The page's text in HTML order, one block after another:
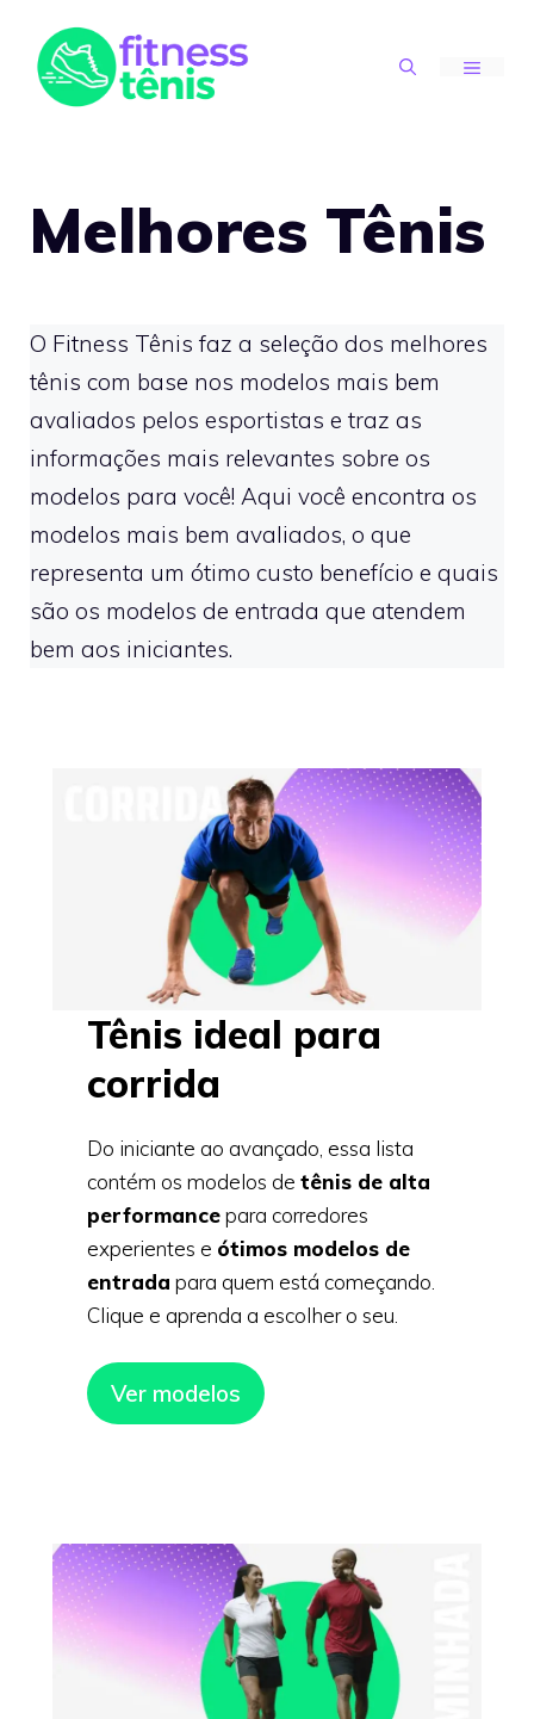
content
MENU
Melhores Tênis
O Fitness Tênis faz a seleção dos melhores
tênis com base nos modelos mais bem
avaliados pelos esportistas e traz as
informações mais relevantes sobre os
modelos para você! Aqui você encontra os
modelos mais bem avaliados, o que
representa um ótimo custo benefício e quais
são os modelos de entrada que atendem
bem aos iniciantes.
Tênis ideal para
corrida
Do iniciante ao avançado, essa lista
contém os modelos de tênis de alta
performancepara corredores
experientes e ótimos modelos de
entrada para quem está começando.
Clique e aprenda a escolher o seu.
Ver modelos